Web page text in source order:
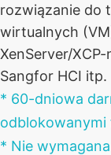
rozwiązanie do
wirtualnych
XenServer/
Sangfor HCI itp.
* 60-dniowa
odblokowanymi
* Nie